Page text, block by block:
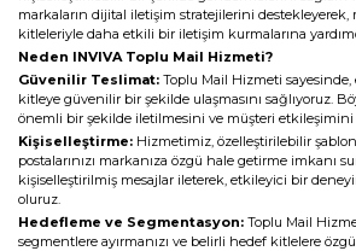
Müşterilerimiz
INVIVA Ailesi ile
İletişime Geçin
Web Mail Arayüzü
için Tıklayınız
markaların dijital iletişim stratejilerini
kitleleriyle daha etkili bir iletişim kurmalarına
Neden INVIVA Toplu Mail Hizmeti?
Güvenilir Teslimat: Toplu Mail Hizmeti sayesinde,
kitleye güvenilir bir şekilde ulaşmasını sağlıyoruz.
önemli bir şekilde iletilmesini ve müşteri etkileşimini
Kişiselleştirme: Hizmetimiz, özelleştirilebilir
postalarınızı markanıza özgü hale getirme imkanı
kişiselleştirilmiş mesajlar ileterek, etkileyici bir
oluruz.
Hedefleme ve Segmentasyon: Toplu Mail
segmentlere ayırmanızı ve belirli hedef kitlelere